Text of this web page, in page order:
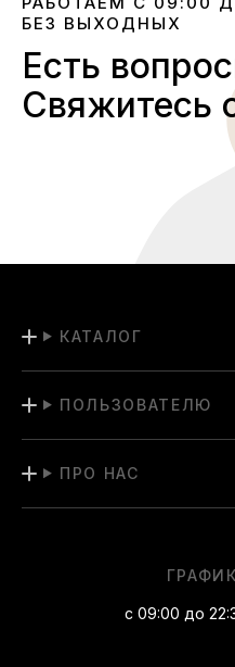
БЕЗ ВЫХОДНЫХ
Есть
Свяжитесь
КАТАЛОГ
ПОЛЬЗОВАТЕЛЮ
ПРО НАС
с 09:00 до